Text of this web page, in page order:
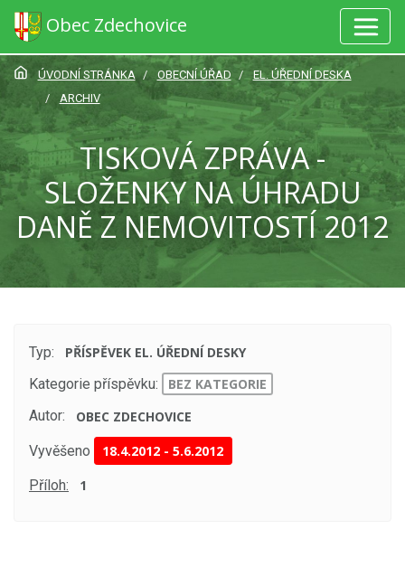
Obec Zdechovice
ÚVODNÍ STRÁNKA OBECNÍ ÚŘAD
EL. ÚŘEDNÍ DESKA
ARCHIV
TISKOVÁ ZPRÁVA -
SLOŽENKY NA ÚHRADU
DANĚ Z NEMOVITOSTÍ 2012
Typ:
PŘÍSPĚVEK EL. ÚŘEDNÍ DESKY
Kategorie příspěvku:
BEZ KATEGORIE
Autor:
OBEC ZDECHOVICE
Vyvěšeno 18.4.2012 -5.6.2012
Příloh: 1